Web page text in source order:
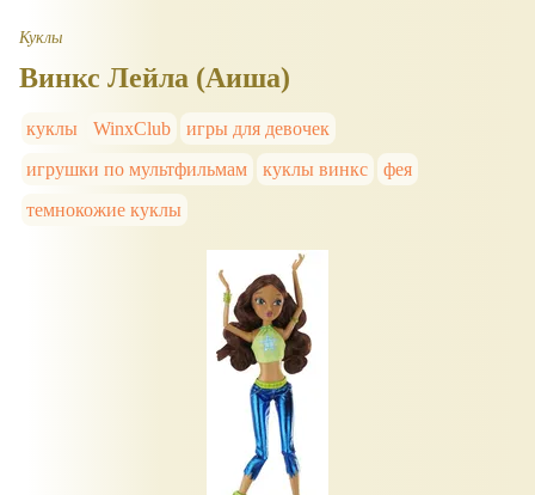
Куклы
Винкс Лейла (Аиша)
куклы WinxClub
игры для девочек
игрушки по мультфильмам
куклы винкс
фея
темнокожие куклы